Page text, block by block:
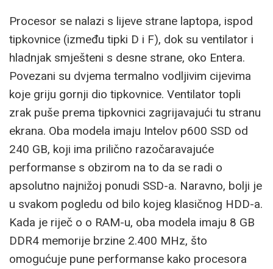
Procesor se nalazi s lijeve strane laptopa, ispod
tipkovnice (između tipki D i F), dok su ventilator i
hladnjak smješteni s desne strane, oko Entera.
Povezani su dvjema termalno vodljivim cijevima
koje griju gornji dio tipkovnice. Ventilator topli
zrak puše prema tipkovnici zagrijavajući tu stranu
ekrana. Oba modela imaju Intelov p600 SSD od
240 GB, koji ima prilično razočaravajuće
performanse s obzirom na to da se radi o
apsolutno najnižoj ponudi SSD-a. Naravno, bolji je
u svakom pogledu od bilo kojeg klasičnog HDD-a.
Kada je riječ o o RAM-u, oba modela imaju 8 GB
DDR4 memorije brzine 2.400 MHz, što
omogućuje pune performanse kako procesora